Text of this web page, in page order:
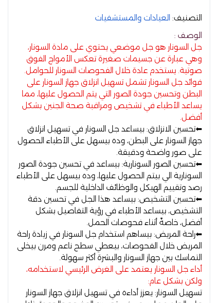
التصنيف: العيادات والمستشفيات
الوصف :
جل السونار هو جل موضعي يحتوي على مادة السونار،
وهي عبارة عن جسيمات صغيرة تعكس الأمواج الفوق
صوتية. يستخدم عادة خلال الفحوصات السونار للحوامل.
فوائد جل السونار تشمل تسهيل انزلاق جهاز السونار على
البطن وتحسين جودة الصور التي يتم الحصول عليها، مما
يساعد الأطباء في تشخيص ومراقبة صحة الجنين بشكل
أفضل.
⬅ تحسين الانزلاق: بيساعد جل السونار في تسهيل انزلاق
جهاز السونار على البطن، وده بيسهل على الأطباء الحصول
على صور واضحة ودقيقة.
⬅ تحسين الصور السونارية: بيساعد في تحسين جودة الصور
السونارية الي بيتم الحصول عليها، وده بيسهل على الأطباء
رصد وتقييم الهيكل والوظائف الداخلية للجسم.
⬅ تحسين التشخيص: بيساعد هذا الجل في تحسين دقة
التشخيص، بيساعد الأطباء في رؤية التفاصيل بشكل
أفضل، خاصةً أثناء فحوصات الحمل.
⬅ راحة المريض: بيساهم استخدام جل السونار في زيادة راحة
المريض خلال الفحوصات، بيعطي سطح ناعم ومرن بيخلى
التماسك بين جهاز السونار والبشرة أكثر سهولة.
أداء جل السونار يعتمد على الغرض الرئيسي لاستخدامه،
ولكن بشكل عام:
تسهيل السونار: يعزز أداءه في تسهيل انزلاق جهاز السونار